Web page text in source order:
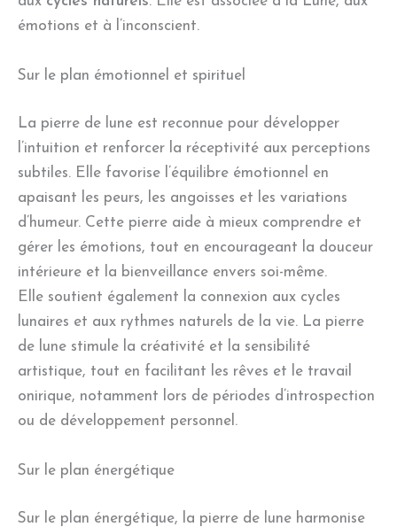
émotions et à l’inconscient.
Sur le plan émotionnel et spirituel
La pierre de lune est reconnue pour développer
l’intuition et renforcer la réceptivité aux perceptions
subtiles. Elle favorise l’équilibre émotionnel en
apaisant les peurs, les angoisses et les variations
d’humeur. Cette pierre aide à mieux comprendre et
gérer les émotions, tout en encourageant la douceur
intérieure et la bienveillance envers soi-même.
Elle soutient également la connexion aux cycles
lunaires et aux rythmes naturels de la vie. La pierre
de lune stimule la créativité et la sensibilité
artistique, tout en facilitant les rêves et le travail
onirique, notamment lors de périodes d’introspection
ou de développement personnel.
Sur le plan énergétique
Sur le plan énergétique, la pierre de lune harmonise